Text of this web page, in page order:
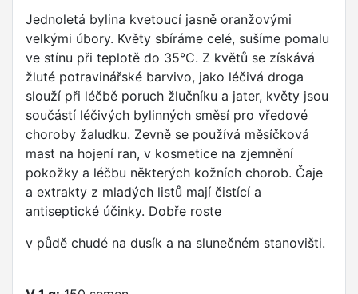
Jednoletá bylina kvetoucí jasně oranžovými
velkými úbory. Květy sbíráme celé, sušíme pomalu
ve stínu při teplotě do 35°C. Z květů se získává
žluté potravinářské barvivo, jako léčivá droga
slouží při léčbě poruch žlučníku a jater, květy jsou
součástí léčivých bylinných směsí pro vředové
choroby žaludku. Zevně se používá měsíčková
mast na hojení ran, v kosmetice na zjemnění
pokožky a léčbu některých kožních chorob. Čaje
a extrakty z mladých listů mají čistící a
antiseptické účinky. Dobře roste
v půdě chudé na dusík a na slunečném stanovišti.